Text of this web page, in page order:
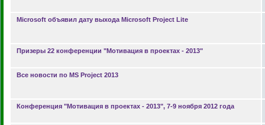
Microsoft объявил дату выхода Microsoft Project Lite
Призеры 22 конференции "Мотивация в проектах - 2013"
Все новости по MS Project 2013
Конференция "Мотивация в проектах - 2013", 7-9 ноября 2012 года